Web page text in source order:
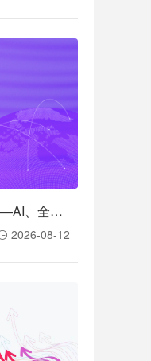
Stripe Oline：预见营收未来——AI、全球支付与亚太机遇（2026-08-12）
2026-08-12